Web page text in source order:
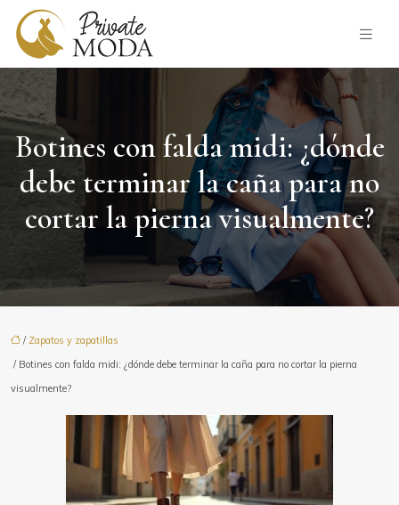
Botines con falda midi: ¿dónde
debe terminar la caña para no
cortar la pierna visualmente?
/ Zapatos y zapatillas
/ Botines con falda midi: ¿dónde debe terminar la caña para no cortar la pierna
visualmente?